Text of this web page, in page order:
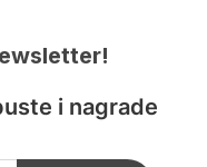
i nagrade